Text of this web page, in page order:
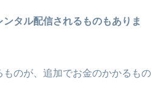
タル配信されるものもありま
ものが、追加でお金のかかるもの